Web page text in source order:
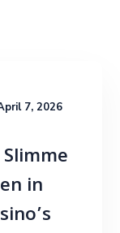
7, 2026
in